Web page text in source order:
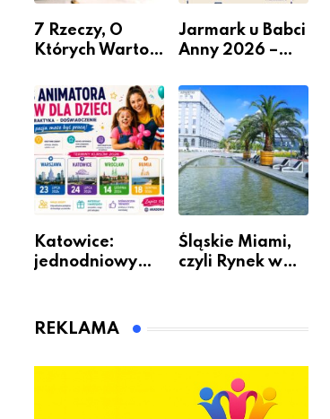
7 Rzeczy, O
Których Warto
Remontem
Mieszkania
Jarmark u Babci
Anny 2026 –
Katowice:
jednodniowy
animatora
Śląskie Miami,
czyli Rynek w
REKLAMA